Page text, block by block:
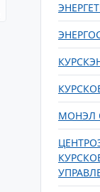
МОНЭЛ